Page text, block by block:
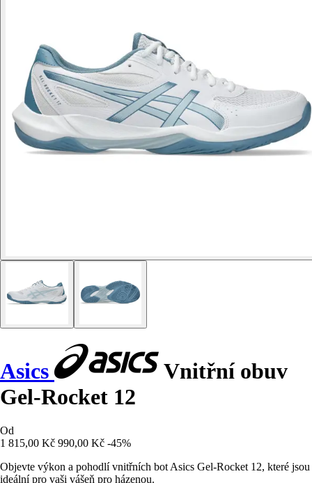
Asics
Vnitřní obuv
Gel-Rocket 12
Od
1 815,00 Kč 990,00 Kč -45%
Objevte výkon a pohodlí vnitřních bot Asics Gel-Rocket 12, které jsou
ideální pro vaši vášeň pro házenou.